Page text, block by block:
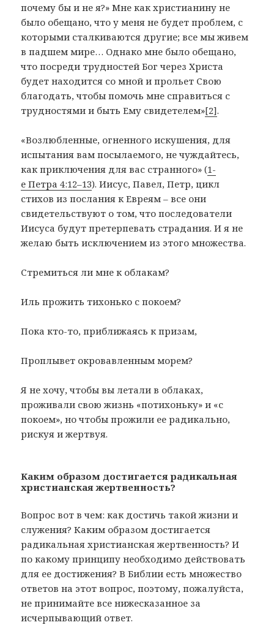
почему бы и не я?» Мне как христианину не
было обещано, что у меня не будет проблем, с
которыми сталкиваются другие; все мы живем
в падшем мире… Однако мне было обещано,
что посреди трудностей Бог через Христа
будет находится со мной и прольет Свою
благодать, чтобы помочь мне справиться с
трудностями и быть Ему свидетелем»[2].
«Возлюбленные, огненного искушения, для
испытания вам посылаемого, не чуждайтесь,
как приключения для вас странного» (1-
е Петра 4:12–13). Иисус, Павел, Петр, цикл
стихов из послания к Евреям – все они
свидетельствуют о том, что последователи
Иисуса будут претерпевать страдания. И я не
желаю быть исключением из этого множества.
Стремиться ли мне к облакам?
Иль прожить тихонько с покоем?
Пока кто-то, приближаясь к призам,
Проплывет окровавленным морем?
Я не хочу, чтобы вы летали в облаках,
проживали свою жизнь «потихоньку» и «с
покоем», но чтобы прожили ее радикально,
рискуя и жертвуя.
Каким образом достигается радикальная
христианская жертвенность?
Вопрос вот в чем: как достичь такой жизни и
служения? Каким образом достигается
радикальная христианская жертвенность? И
по какому принципу необходимо действовать
для ее достижения? В Библии есть множество
ответов на этот вопрос, поэтому, пожалуйста,
не принимайте все нижесказанное за
исчерпывающий ответ.